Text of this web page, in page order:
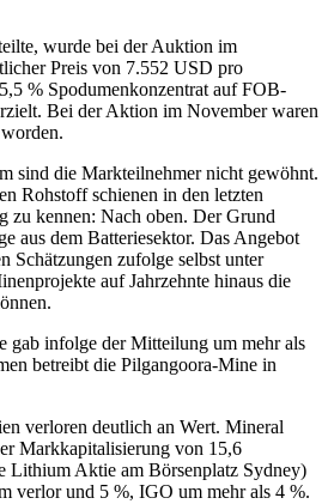
wurde bei der Auktion im
Preis von 7.552 USD pro
% Spodumenkonzentrat auf FOB-
Bei der Aktion im November waren
sind die Markteilnehmer nicht gewöhnt.
Rohstoff schienen in den letzten
zu kennen: Nach oben. Der Grund
aus dem Batteriesektor. Das Angebot
Schätzungen zufolge selbst unter
auf Jahrzehnte hinaus die
infolge der Mitteilung um mehr als
betreibt die Pilgangoora-Mine in
verloren deutlich an Wert. Mineral
Markkapitalisierung von 15,6
Aktie am Börsenplatz Sydney)
verlor und 5 %, IGO um mehr als 4 %.